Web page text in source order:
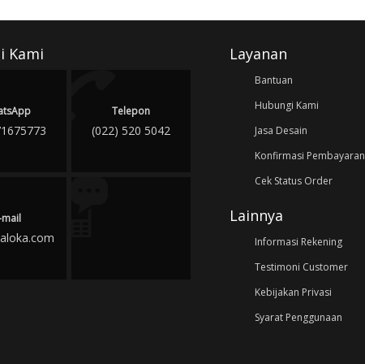
Kami
Telepon
(022) 520 5042
mail
Layanan
Bantuan
Hubungi Kami
Jasa Desain
Konfirmasi Pembayaran
Cek Status Order
Lainnya
Informasi Rekening
Testimoni Customer
Kebijakan Privasi
Syarat Penggunaan